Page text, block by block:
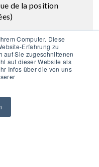
Computer. Diese
Erfahrung zu
auf Sie zugeschnittenen
auf dieser Website als
Infos über die von uns
de la position